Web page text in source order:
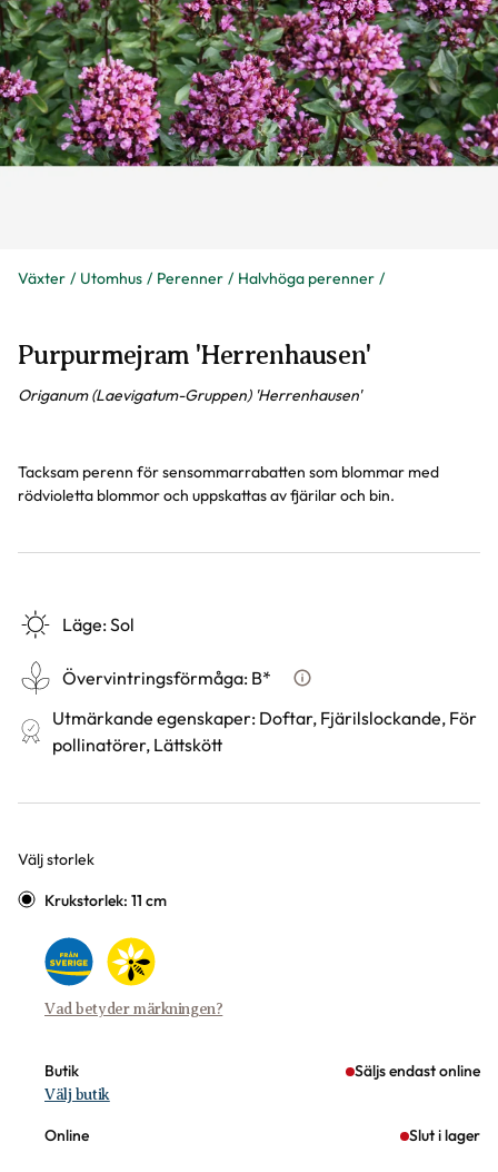
Växter Utomhus Perenner Halvhöga perenner
Purpurmejram 'Herrenhausen'
Origanum (Laevigatum-Gruppen) 'Herrenhausen'
Tacksam perenn för sensommarrabatten som blommar med
rödvioletta blommor och uppskattas av fjärilar och bin.
Läge:Sol
Övervintringsförmåga: B* Vad betyder
Utmärkande egenskaper: Doftar, Fjärilslockande, För
pollinatörer, Lättskött
Välj storlek
Varianter
Krukstorlek: 11 cm
Vad betyder märkningen?
Butik Säljs endast online
Välj butik
Online Slut i lager